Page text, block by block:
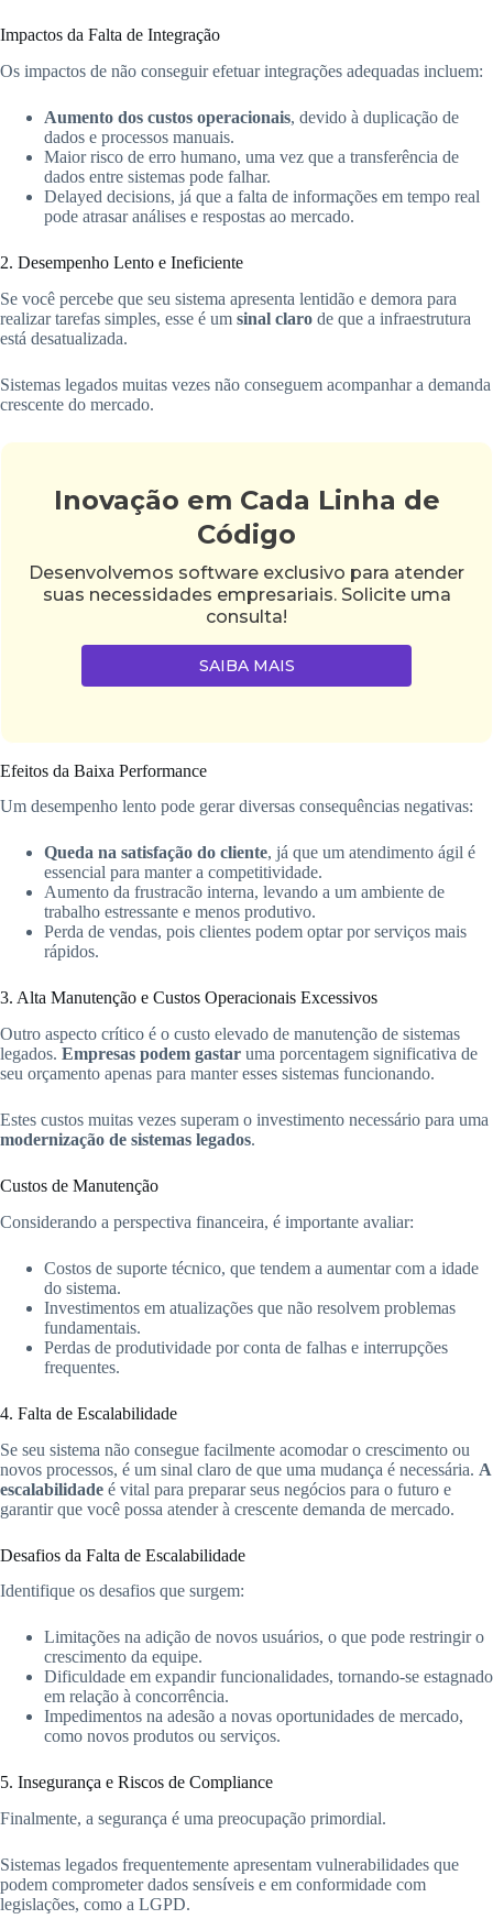
Impactos da Falta de Integração
Os impactos de não conseguir efetuar integrações adequadas incluem:
Aumento dos custos operacionais, devido à duplicação de
dados e processos manuais.
Maior risco de erro humano, uma vez que a transferência de
dados entre sistemas pode falhar.
Delayed decisions, já que a falta de informações em tempo real
pode atrasar análises e respostas ao mercado.
2. Desempenho Lento e Ineficiente
Se você percebe que seu sistema apresenta lentidão e demora para
realizar tarefas simples, esse é um sinal claro de que a infraestrutura
está desatualizada.
Sistemas legados muitas vezes não conseguem acompanhar a demanda
crescente do mercado.
Inovação em Cada Linha de
Código
Desenvolvemos software exclusivo para atender
suas necessidades empresariais. Solicite uma
consulta!
SAIBA MAIS
Efeitos da Baixa Performance
Um desempenho lento pode gerar diversas consequências negativas:
Queda na satisfação do cliente, já que um atendimento ágil é
essencial para manter a competitividade.
Aumento da frustracão interna, levando a um ambiente de
trabalho estressante e menos produtivo.
Perda de vendas, pois clientes podem optar por serviços mais
rápidos.
3. Alta Manutenção e Custos Operacionais Excessivos
Outro aspecto crítico é o custo elevado de manutenção de sistemas
legados. Empresas podem gastar uma porcentagem significativa de
seu orçamento apenas para manter esses sistemas funcionando.
Estes custos muitas vezes superam o investimento necessário para uma
modernização de sistemas legados.
Custos de Manutenção
Considerando a perspectiva financeira, é importante avaliar:
Costos de suporte técnico, que tendem a aumentar com a idade
do sistema.
Investimentos em atualizações que não resolvem problemas
fundamentais.
Perdas de produtividade por conta de falhas e interrupções
frequentes.
4. Falta de Escalabilidade
Se seu sistema não consegue facilmente acomodar o crescimento ou
novos processos, é um sinal claro de que uma mudança é necessária. A
escalabilidade é vital para preparar seus negócios para o futuro e
garantir que você possa atender à crescente demanda de mercado.
Desafios da Falta de Escalabilidade
Identifique os desafios que surgem:
Limitações na adição de novos usuários, o que pode restringir o
crescimento da equipe.
Dificuldade em expandir funcionalidades, tornando-se estagnado
em relação à concorrência.
Impedimentos na adesão a novas oportunidades de mercado,
como novos produtos ou serviços.
5. Insegurança e Riscos de Compliance
Finalmente, a segurança é uma preocupação primordial.
Sistemas legados frequentemente apresentam vulnerabilidades que
podem comprometer dados sensíveis e em conformidade com
legislações, como a LGPD.